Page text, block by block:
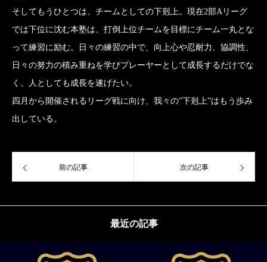
そしてもうひとつは、チームとしての下剋上。現在2部Aリーグ
では下位に沈む本塾は、打倒上位チームを目標にチーム一丸とな
って練習に励む。日々の練習の中で、向上心や忍耐力、協調性、
日々の努力の積み重ねを学びプレーヤーとして成長するだけでな
く、人としても成長を遂げたい。
四月から開催されるリーグ戦に向け、我々の”下剋上”はもう歩み
出している。
前の記事 次の記事
最近の記事